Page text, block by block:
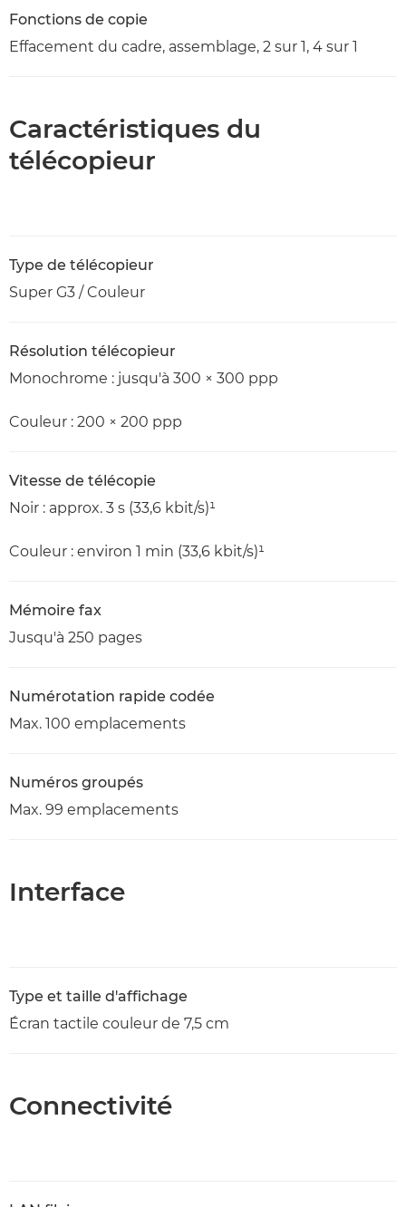
Fonctions de copie
Effacement du cadre, assemblage, 2 sur 1, 4 sur 1
Caractéristiques du
télécopieur
Type de télécopieur
Super G3 / Couleur
Résolution télécopieur
Monochrome : jusqu'à 300 × 300 ppp
Couleur : 200 × 200 ppp
Vitesse de télécopie
Noir : approx. 3 s (33,6 kbit/s)¹
Couleur : environ 1 min (33,6 kbit/s)¹
Mémoire fax
Jusqu'à 250 pages
Numérotation rapide codée
Max. 100 emplacements
Numéros groupés
Max. 99 emplacements
Interface
Type et taille d'affichage
Écran tactile couleur de 7,5 cm
Connectivité